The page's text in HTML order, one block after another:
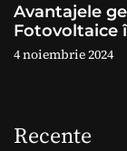
Avantajele
Fotovoltaice
4 noiembrie 2024
Recente